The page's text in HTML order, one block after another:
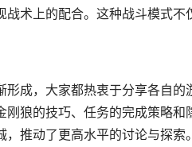
术上的配合。这种战斗模式不
形成，大家都热衷于分享各自
刚狼的技巧、任务的完成策略
推动了更高水平的讨论与探索。